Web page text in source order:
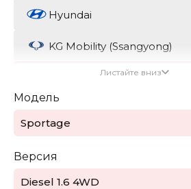
Hyundai
KG Mobility (Ssangyong)
Листайте вниз
Модель
Sportage
Версия
Diesel 1.6 4WD